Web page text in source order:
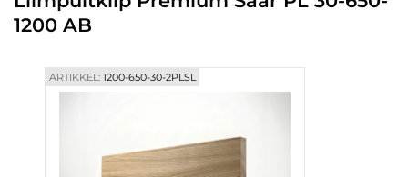
Kontaktid
1200 AB
ARTIKKEL:1200-650-30-2PLSL